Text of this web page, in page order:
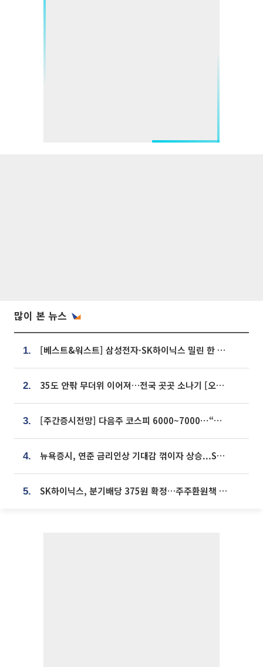
많이 본 뉴스
1. [베스트&워스트] 삼성전자·SK하이닉스 밀린 한 주…상상인증권은 85% 급등
2. 35도 안팎 무더위 이어져…전국 곳곳 소나기 [오늘 날씨]
3. [주간증시전망] 다음주 코스피 6000~7000⋯“外人 수급은 정책이 변수”
4. 뉴욕증시, 연준 금리인상 기대감 꺾이자 상승...S&P500 사상 최고치 [종합]
5. SK하이닉스, 분기배당 375원 확정…주주환원책 9월로 앞당겨 발표